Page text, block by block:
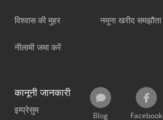
विश्वास की मुहर
नीलामी जमा करें
नमूना खरीद समझौता
कानूनी जानकारी
इम्प्रेसुम
Blog Facebook